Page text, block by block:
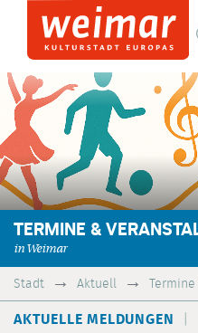
TERMINE &
in Weimar
Stadt Aktuell
AKTUELLE MELDUNGEN